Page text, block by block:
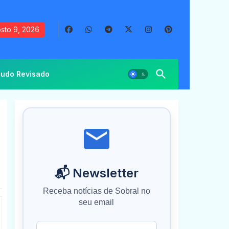
9, 2026
Revisado
📬 Newsletter
Receba notícias de Sobral no
seu email